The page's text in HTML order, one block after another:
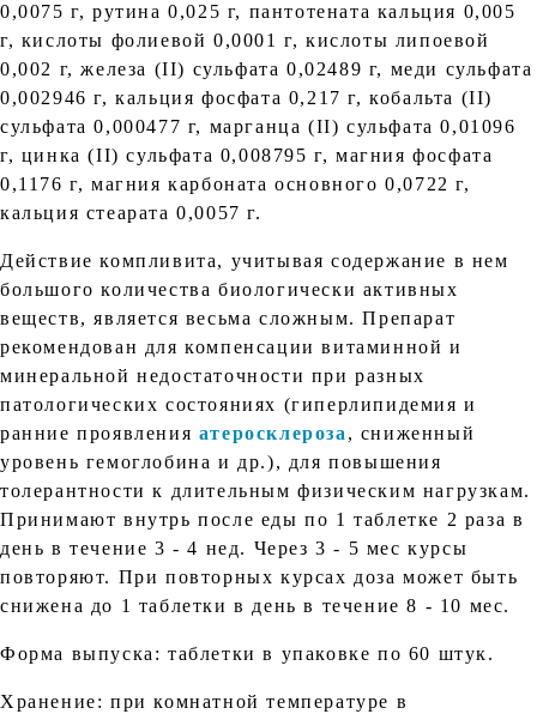
0,0075 г, рутина 0,025 г, пантотената кальция 0,005
г, кислоты фолиевой 0,0001 г, кислоты липоевой
0,002 г, железа (II) сульфата 0,02489 г, меди сульфата
0,002946 г, кальция фосфата 0,217 г, кобальта (II)
сульфата 0,000477 г, марганца (II) сульфата 0,01096
г, цинка (II) сульфата 0,008795 г, магния фосфата
0,1176 г, магния карбоната основного 0,0722 г,
кальция стеарата 0,0057 г.
Действие компливита, учитывая содержание в нем
большого количества биологически активных
веществ, является весьма сложным. Препарат
рекомендован для компенсации витаминной и
минеральной недостаточности при разных
патологических состояниях (гиперлипидемия и
ранние проявления атеросклеpоза, сниженный
уровень гемоглобина и др.), для повышения
толерантности к длительным физическим нагрузкам.
Принимают внутрь после еды по 1 таблетке 2 раза в
день в течение 3 - 4 нед. Через 3 - 5 мес курсы
повторяют. При повторных курсах доза может быть
снижена до 1 таблетки в день в течение 8 - 10 мес.
Форма выпуска: таблетки в упаковке по 60 штук.
Хранение: при комнатной температуре в